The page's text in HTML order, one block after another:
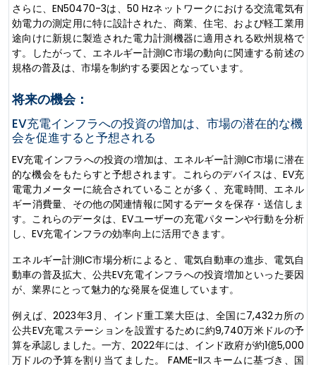
さらに、EN50470-3は、50 Hzネットワークにおける交流電気有
効電力の測定用に特に設計された、商業、住宅、および軽工業用
途向けに新規に製造された電力計測機器に適用される欧州規格で
す。したがって、エネルギー計測IC市場の動向に関連する前述の
規格の普及は、市場を制約する要因となっています。
将来の機会：
EV充電インフラへの投資の増加は、市場の潜在的な機
会を促進すると予想される
EV充電インフラへの投資の増加は、エネルギー計測IC市場に潜在
的な機会をもたらすと予想されます。これらのデバイスは、EV充
電電力メーターに統合されていることが多く、充電時間、エネル
ギー消費量、その他の関連情報に関するデータを保存・送信しま
す。これらのデータは、EVユーザーの充電パターンや行動を分析
し、EV充電インフラの効率向上に活用できます。
エネルギー計測IC市場分析によると、電気自動車の進歩、電気自
動車の普及拡大、公共EV充電インフラへの投資増加といった要因
が、業界にとって魅力的な発展を促進しています。
例えば、2023年3月、インド重工業大臣は、全国に7,432カ所の
公共EV充電ステーションを設置するために約9,740万米ドルの予
算を承認しました。一方、2022年には、インド政府が約1億5,000
万ドルの予算を割り当てました。 FAME-IIスキームに基づき、国